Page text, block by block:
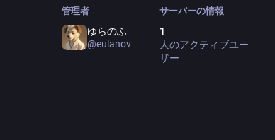
管理者
ゆらのふ
@eulanov
サーバーの情報
1
人のアクティブユー
ザー